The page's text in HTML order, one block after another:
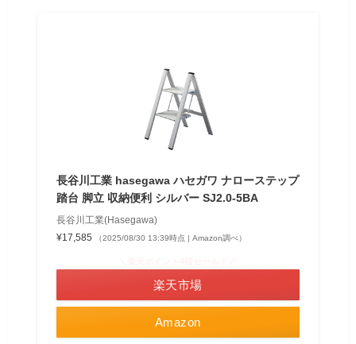
長谷川工業 hasegawa ハセガワ ナローステップ
踏台 脚立 収納便利 シルバー SJ2.0-5BA
長谷川工業(Hasegawa)
¥17,585
（2025/08/30 13:39時点 | Amazon調べ）
Amazon
楽天市場